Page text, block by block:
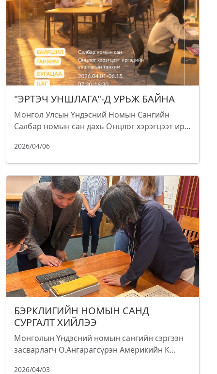
"ЭРТЭЧ УНШЛАГА"-Д УРЬЖ БАЙНА
Монгол Улсын Үндэсний Номын Сангийн
Салбар номын сан дахь Онцлог хэрэгцээт ир...
2026/04/06
БЭРКЛИГИЙН НОМЫН САНД
СУРГАЛТ ХИЙЛЭЭ
Монголын Үндэсний номын сангийн сэргээн
засварлагч О.Ангарагсүрэн Америкийн К...
2026/04/03